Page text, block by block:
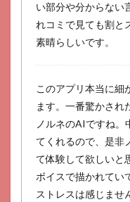
ドラ
ゴン
ール
9
駅メ
モ
10
れじ
ぇく
ろ！
～レ
い部分や分からない
れコミで見ても割と
素晴らしいです。
このアプリ本当に細
ます。一番驚かされ
ノルネのAIですね。
てくれるので、是非
て体験して欲しいと
ボイスで描かれてい
ストレスは感じませ